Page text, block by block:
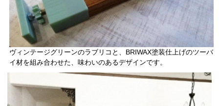
ヴィンテージグリーンのラブリコと、BRIWAX塗装仕上げのツーバ
イ材を組み合わせた、味わいのあるデザインです。